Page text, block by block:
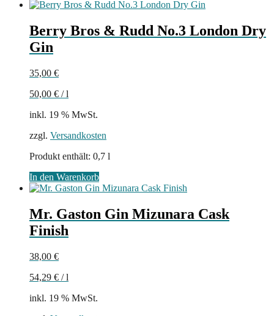
Berry Bros & Rudd No.3 London Dry
Gin
35,00 €
50,00 € /l
inkl. 19 % MwSt.
zzgl. Versandkosten
Produkt enthält: 0,7 l
In den Warenkorb
Mr. Gaston Gin Mizunara Cask
Finish
38,00 €
54,29 € /l
inkl. 19 % MwSt.